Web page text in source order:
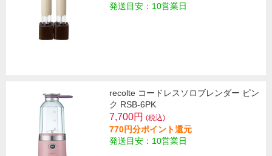
発送目安：10営業日
recolte コードレスソロブレンダー ピン
ク RSB-6PK
7,700円 (税込)
770円分ポイント還元
発送目安：10営業日